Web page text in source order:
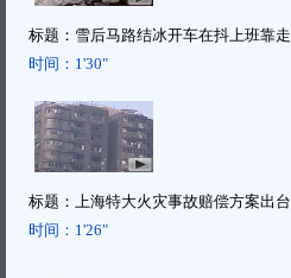
标题： 雪后马路结冰开车在抖上班靠走
时间： 1'30"
标题： 上海特大火灾事故赔偿方案出台
时间： 1'26"